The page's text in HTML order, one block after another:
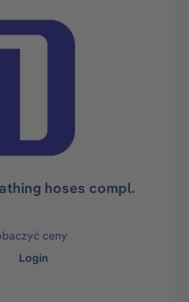
hoses compl.
ceny
Login